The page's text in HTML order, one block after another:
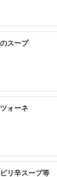
スープ
ォーネ
リ辛スープ等